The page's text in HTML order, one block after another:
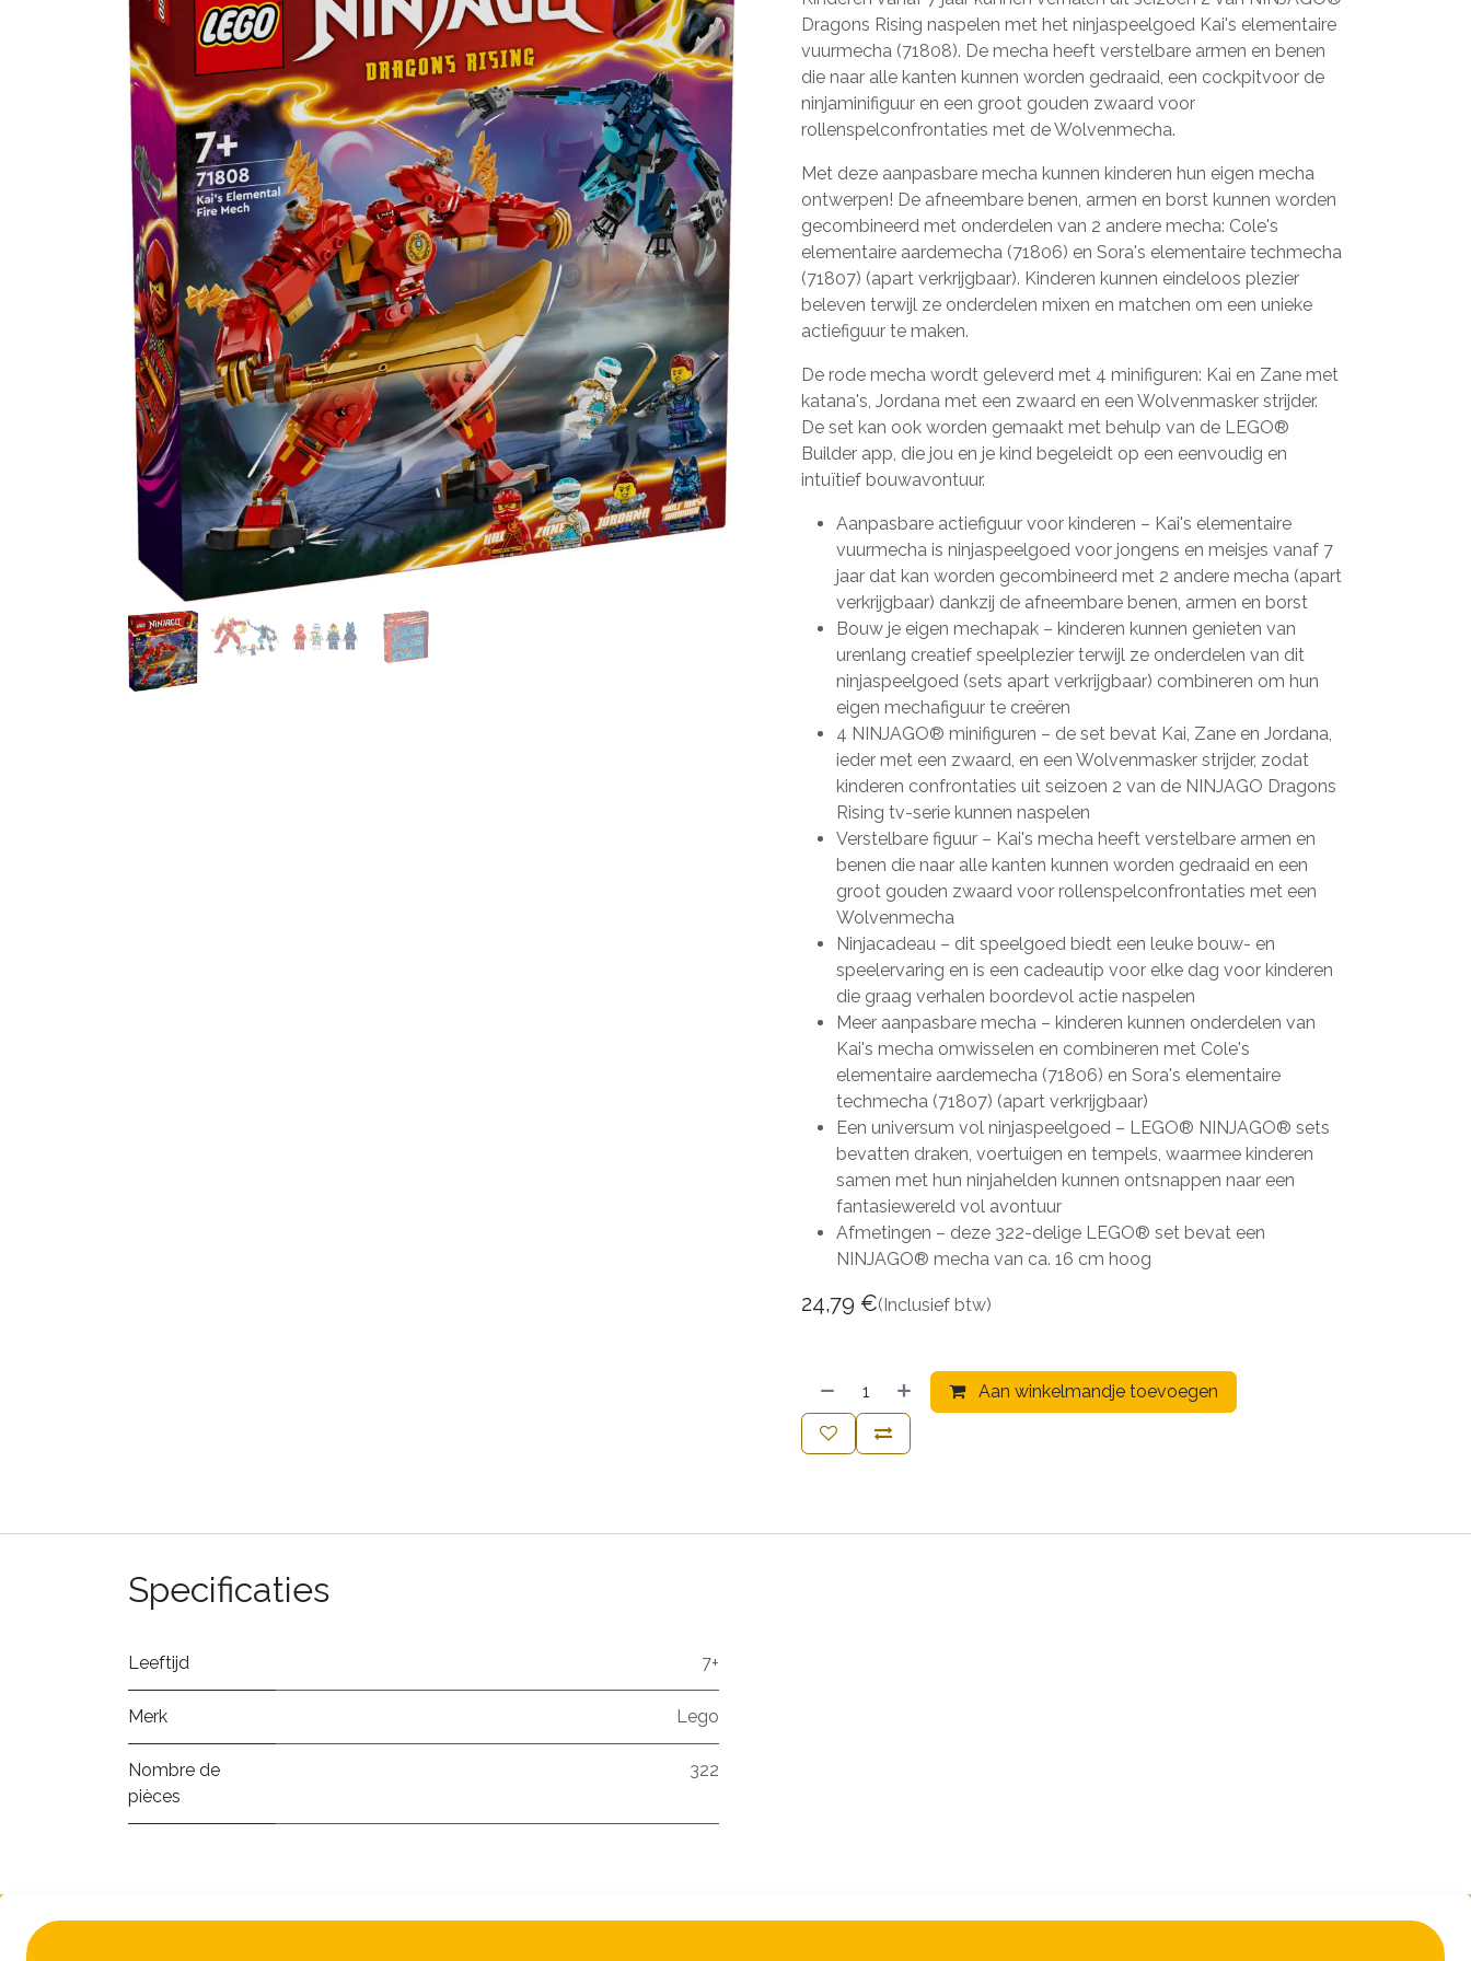
Dragons Rising naspelen met het ninjaspeelgoed Kai's elementaire
vuurmecha (71808). De mecha heeft verstelbare armen en benen
die naar alle kanten kunnen worden gedraaid, een cockpitvoor de
ninjaminifiguur en een groot gouden zwaard voor
rollenspelconfrontaties met de Wolvenmecha.
Met deze aanpasbare mecha kunnen kinderen hun eigen mecha
ontwerpen! De afneembare benen, armen en borst kunnen worden
gecombineerd met onderdelen van 2 andere mecha: Cole's
elementaire aardemecha (71806) en Sora's elementaire techmecha
(71807) (apart verkrijgbaar). Kinderen kunnen eindeloos plezier
beleven terwijl ze onderdelen mixen en matchen om een unieke
actiefiguur te maken.
De rode mecha wordt geleverd met 4 minifiguren: Kai en Zane met
katana's, Jordana met een zwaard en een Wolvenmasker strijder.
De set kan ook worden gemaakt met behulp van de LEGO®
Builder app, die jou en je kind begeleidt op een eenvoudig en
intuïtief bouwavontuur.
Aanpasbare actiefiguur voor kinderen – Kai's elementaire
vuurmecha is ninjaspeelgoed voor jongens en meisjes vanaf 7
jaar dat kan worden gecombineerd met 2 andere mecha (apart
verkrijgbaar) dankzij de afneembare benen, armen en borst
Bouw je eigen mechapak – kinderen kunnen genieten van
urenlang creatief speelplezier terwijl ze onderdelen van dit
ninjaspeelgoed (sets apart verkrijgbaar) combineren om hun
eigen mechafiguur te creëren
4 NINJAGO® minifiguren – de set bevat Kai, Zane en Jordana,
ieder met een zwaard, en een Wolvenmasker strijder, zodat
kinderen confrontaties uit seizoen 2 van de NINJAGO Dragons
Rising tv-serie kunnen naspelen
Verstelbare figuur – Kai's mecha heeft verstelbare armen en
benen die naar alle kanten kunnen worden gedraaid en een
groot gouden zwaard voor rollenspelconfrontaties met een
Wolvenmecha
Ninjacadeau – dit speelgoed biedt een leuke bouw- en
speelervaring en is een cadeautip voor elke dag voor kinderen
die graag verhalen boordevol actie naspelen
Meer aanpasbare mecha – kinderen kunnen onderdelen van
Kai's mecha omwisselen en combineren met Cole's
elementaire aardemecha (71806) en Sora's elementaire
techmecha (71807) (apart verkrijgbaar)
Een universum vol ninjaspeelgoed – LEGO® NINJAGO® sets
bevatten draken, voertuigen en tempels, waarmee kinderen
samen met hun ninjahelden kunnen ontsnappen naar een
fantasiewereld vol avontuur
Afmetingen – deze 322-delige LEGO® set bevat een
NINJAGO® mecha van ca. 16 cm hoog
24,79 €(Inclusief btw)
Aan winkelmandje toevoegen
Specificaties
Leeftijd 7+
Merk Lego
Nombre de
pièces
322